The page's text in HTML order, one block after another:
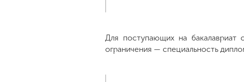
Для поступающих на
ограничения — специальность